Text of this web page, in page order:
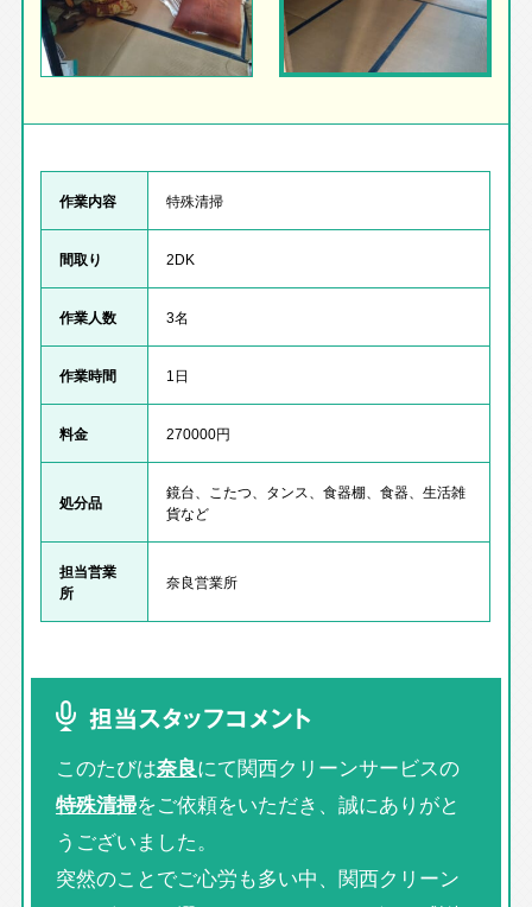
作業内容 特殊清掃
間取り 2DK
作業人数 3名
作業時間 1日
料金 270000円
処分品
鏡台、こたつ、タンス、食器棚、食器、生活雑
貨など
担当営業
所
奈良営業所
担当スタッフコメント
このたびは奈良にて関西クリーンサービスの
特殊清掃をご依頼をいただき、誠にありがと
うございました。
突然のことでご心労も多い中、関西クリーン